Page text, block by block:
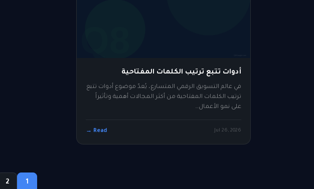
أدوات تتبع ترتيب الكلمات المفتاحية
في عالم التسويق الرقمي المتسارع، يُعدّ موضوع أدوات تتبع
ترتيب الكلمات المفتاحية من أكثر المجالات أهمية وتأثيراً
على نمو الأعمال…
Jul 26, 2026
Read →
1
2